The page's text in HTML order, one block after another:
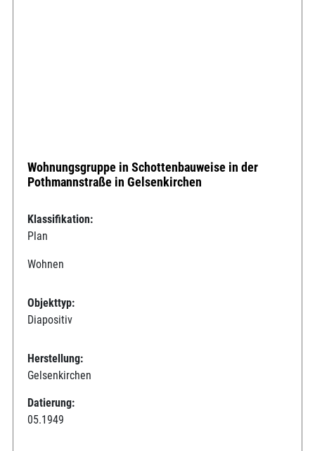
Wohnungsgruppe in Schottenbauweise in der
Pothmannstraße in Gelsenkirchen
Klassifikation:
Plan
Wohnen
Objekttyp:
Diapositiv
Herstellung:
Gelsenkirchen
Datierung:
05.1949